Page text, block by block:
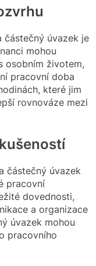
částečný úvazek je
mohou
osobním životem,
pracovní doba
které jim
rovnováze mezi
částečný úvazek
pracovní
dovednosti,
a organizace
úvazek mohou
pracovního